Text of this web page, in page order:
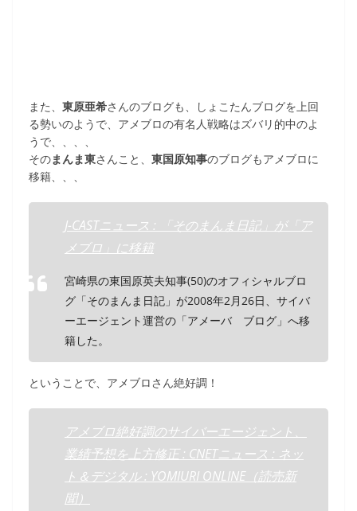
また、 東原亜希さんのブログも、しょこたんブログを上回
る勢いのようで、アメブロの有名人戦略はズバリ的中のよ
うで、、、、
そのまんま東さんこと、 東国原知事のブログもアメブロに
移籍、、、
J-CASTニュース : 「そのまんま日記」が「ア
メブロ」に移籍
宮崎県の東国原英夫知事(50)のオフィシャルブロ
グ「そのまんま日記」が2008年2月26日、サイバ
ーエージェント運営の「アメーバ ブログ」へ移
籍した。
ということで、アメブロさん絶好調！
アメブロ絶好調のサイバーエージェント、
業績予想を上方修正 : CNETニュース : ネッ
ト＆デジタル : YOMIURI ONLINE（読売新
聞）